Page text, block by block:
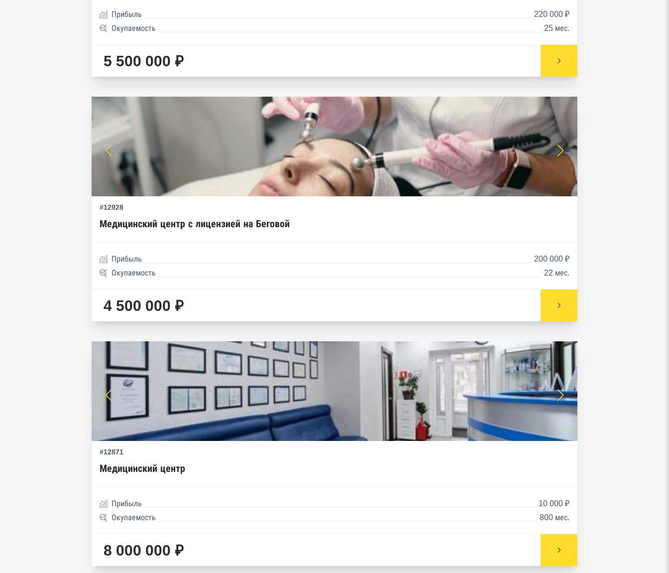
Прибыль
220 000 ₽
Окупаемость
25 мес.
5 500 000 ₽
#12928
Медицинский центр с лицензией на Беговой
Прибыль
200 000 ₽
Окупаемость
22 мес.
4 500 000 ₽
#12871
Медицинский центр
Прибыль
10 000 ₽
Окупаемость
800 мес.
8 000 000 ₽